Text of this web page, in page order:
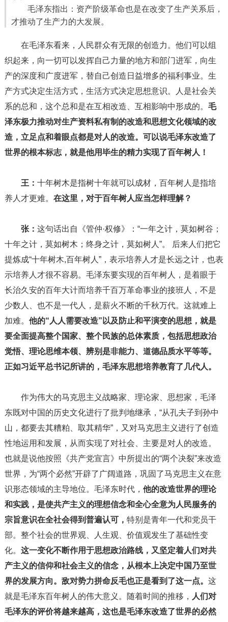
毛泽东指出：资产阶级革命也是在改变了生产关系后，
才推动了生产力的大发展。
在毛泽东看来，人民群众有无限的创造力。他们可以组
织起来，向一切可以发挥自己力量的地方和部门进军，向生
产的深度和广度进军，替自己创造日益增多的福利事业。生
产方式决定生活方式，生活方式决定思想意识。人是社会关
系的总和，这个总和是在互相改造、互相影响中形成的。 毛
泽东极力推动对生产资料私有制的改造和思想文化领域的改
造，立足点和着眼点都是对人的改造。可以说毛泽东改造了
世界的根本标志，就是他用毕生的精力实现了百年树人！
王： 十年树木是指树十年就可以成材，百年树人是指培
养人才更难。 在这里，对于百年树人应当怎样理解？
张： 这句话出自《管仲·权修》：“一年之计，莫如树谷；
十年之计，莫如树木；终身之计，莫如树人”。 后来人们把它
提炼成“十年树木,百年树人”，表示培养人才是长远之计，也表
示培养人才很不容易。毛泽东要实现的百年树人，是着眼于
长治久安的百年大计而培养千百万革命事业的接班人，不是
少数人、也不是一代人，是薪火不断的千秋万代。这就难上
加难。 他的“人人需要改造”以及防止和平演变的思想，就是
要全面提高整个国家、整个民族的总体素质，包括思想政治
觉悟、理论思维本领、辨别是非能力、道德品质水平等等。
正如习近平总书记所讲的，毛泽东思想培养教育了几代人。
作为伟大的马克思主义战略家、理论家、思想家，毛泽
东既对中国的历史文化进行了批判地继承，“从孔夫子到孙中
山，都要去其糟粕、取其精华”，又对马克思主义进行了创造
性地运用和发展，从而实现了对社会、主要是对人的改造。
也就是说他按照《共产党宣言》中所提出的“两个决裂”来改造
世界，为“两个必然”开辟了广阔道路，巩固了马克思主义在意
识形态领域的主导地位。毛泽东时代， 他的改造世界的理论
和实践，是使共产主义的理想信念和全心全意为人民服务的
宗旨意识在全社会得到普遍认可， 特别是青年一代和党员干
部。整个社会的世界观、人生观、价值观发生了基础性变
化。 这一变化不断作用于思想政治路线，又坚定着人们对共
产主义的信仰和社会主义的信念，从根本上决定中国乃至世
界的发展方向。 敌对势力拼命反毛也正是看到了这一点。 这
就是毛泽东百年树人的伟大意义。随着时间的推移， 人们对
毛泽东的评价将越来越高，这也是毛泽东改造了世界的必然